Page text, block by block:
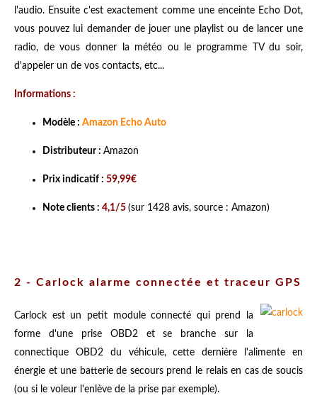
l'audio. Ensuite c'est exactement comme une enceinte Echo Dot,
vous pouvez lui demander de jouer une playlist ou de lancer une
radio, de vous donner la météo ou le programme TV du soir,
d'appeler un de vos contacts, etc...
Informations :
Modèle : Amazon Echo Auto
Distributeur : Amazon
Prix indicatif : 59,99€
Note clients : 4,1/5 (sur 1428 avis, source : Amazon)
2 - Carlock alarme connectée et traceur GPS
Carlock est un petit module connecté qui prend la
forme d'une prise OBD2 et se branche sur la
connectique OBD2 du véhicule, cette dernière l'alimente en
énergie et une batterie de secours prend le relais en cas de soucis
(ou si le voleur l'enlève de la prise par exemple).